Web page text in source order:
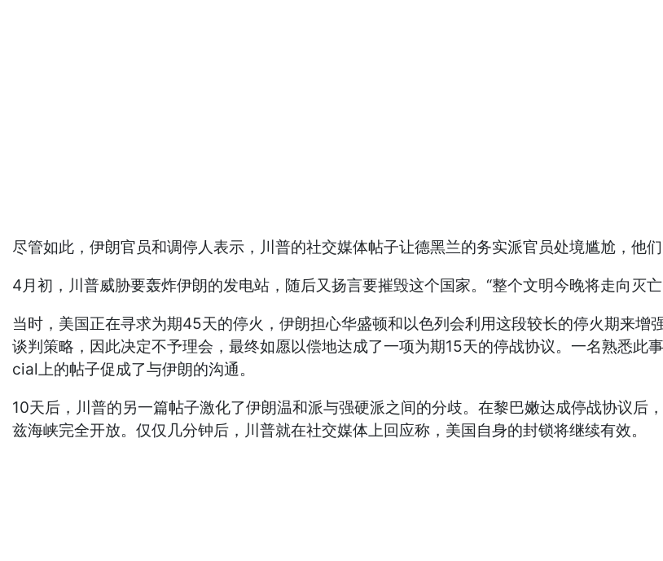
尽管如此，伊朗官员和调停人表示，川普的社交媒体帖子让德黑兰的务实派官员处境尴尬，他
4月初，川普威胁要轰炸伊朗的发电站，随后又扬言要摧毁这个国家。“整个文明今晚将走向灭亡
当时，美国正在寻求为期45天的停火，伊朗担心华盛顿和以色列会利用这段较长的停火期来
谈判策略，因此决定不予理会，最终如愿以偿地达成了一项为期15天的停战协议。一名熟悉
cial上的帖子促成了与伊朗的沟通。
10天后，川普的另一篇帖子激化了伊朗温和派与强硬派之间的分歧。在黎巴嫩达成停战协议
兹海峡完全开放。仅仅几分钟后，川普就在社交媒体上回应称，美国自身的封锁将继续有效。